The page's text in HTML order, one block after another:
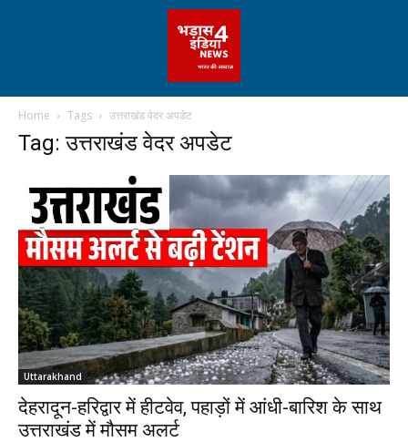
Home Tags उत्तराखंड वेदर अपडेट
Tag: उत्तराखंड वेदर अपडेट
Uttarakhand
देहरादून-हरिद्वार में हीटवेव, पहाड़ों में आंधी-बारिश के साथ
उत्तराखंड में मौसम अलर्ट